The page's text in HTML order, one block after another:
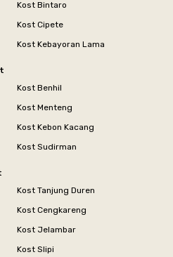
Kost Bintaro
Kost Cipete
Kost Kebayoran Lama
Kost Benhil
Kost Menteng
Kost Kebon Kacang
Kost Sudirman
Kost Tanjung Duren
Kost Cengkareng
Kost Jelambar
Kost Slipi